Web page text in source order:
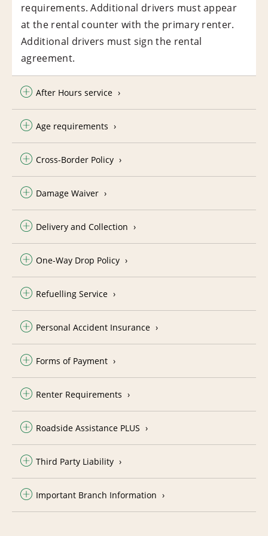
requirements. Additional drivers must appear
at the rental counter with the primary renter.
Additional drivers must sign the rental
agreement.
After Hours service
Age requirements
Cross-Border Policy
Damage Waiver
Delivery and Collection
One-Way Drop Policy
Refuelling Service
Personal Accident Insurance
Forms of Payment
Renter Requirements
Roadside Assistance PLUS
Third Party Liability
Important Branch Information